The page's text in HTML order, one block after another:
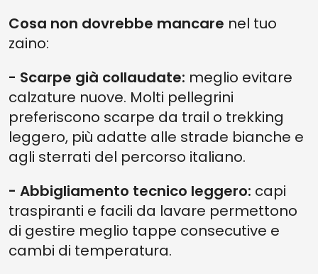
Cosa non dovrebbe mancare nel tuo
zaino:
- Scarpe già collaudate: meglio evitare
calzature nuove. Molti pellegrini
preferiscono scarpe da trail o trekking
leggero, più adatte alle strade bianche e
agli sterrati del percorso italiano.
- Abbigliamento tecnico leggero: capi
traspiranti e facili da lavare permettono
di gestire meglio tappe consecutive e
cambi di temperatura.